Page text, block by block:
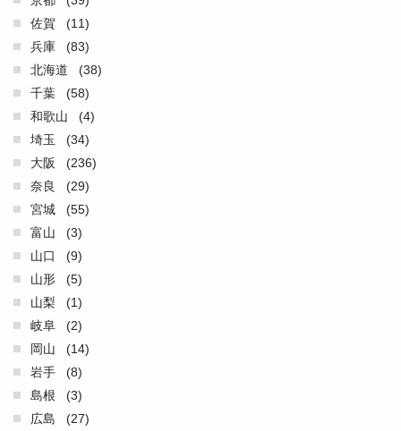
佐賀
(11)
兵庫
(83)
北海道
(38)
千葉
(58)
和歌山
(4)
埼玉
(34)
大阪
(236)
奈良
(29)
宮城
(55)
富山
(3)
山口
(9)
山形
(5)
山梨
(1)
岐阜
(2)
岡山
(14)
岩手
(8)
島根
(3)
広島
(27)